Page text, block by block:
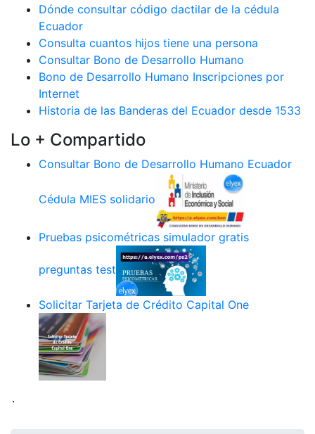
Dónde consultar código dactilar de la cédula
Ecuador
Consulta cuantos hijos tiene una persona
Consultar Bono de Desarrollo Humano
Bono de Desarrollo Humano Inscripciones por
Internet
Historia de las Banderas del Ecuador desde 1533
Lo + Compartido
Consultar Bono de Desarrollo Humano Ecuador
Cédula MIES solidario
Pruebas psicométricas simulador gratis
preguntas test
Solicitar Tarjeta de Crédito Capital One
.